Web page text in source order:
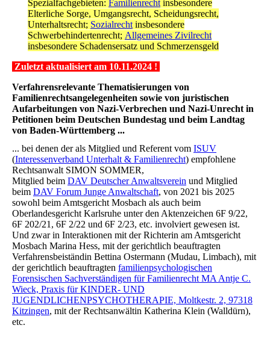
Spezialfachgebieten: Familienrecht insbesondere
Elterliche Sorge, Umgangsrecht, Scheidungsrecht,
Unterhaltsrecht; Sozialrecht insbesondere
Schwerbehindertenrecht; Allgemeines Zivilrecht
insbesondere Schadensersatz und Schmerzensgeld
Zuletzt aktualisiert am 10.11.2024 !
Verfahrensrelevante Thematisierungen von
Familienrechtsangelegenheiten sowie von juristischen
Aufarbeitungen von Nazi-Verbrechen und Nazi-Unrecht in
Petitionen beim Deutschen Bundestag und beim Landtag
von Baden-Württemberg ...
... bei denen der als Mitglied und Referent vom ISUV
(Interessenverband Unterhalt & Familienrecht) empfohlene
Rechtsanwalt SIMON SOMMER,
Mitglied beim DAV Deutscher Anwaltsverein und Mitglied
beim DAV Forum Junge Anwaltschaft, von 2021 bis 2025
sowohl beim Amtsgericht Mosbach als auch beim
Oberlandesgericht Karlsruhe unter den Aktenzeichen 6F 9/22,
6F 202/21, 6F 2/22 und 6F 2/23, etc. involviert gewesen ist.
Und zwar in Interaktionen mit der Richterin am Amtsgericht
Mosbach Marina Hess, mit der gerichtlich beauftragten
Verfahrensbeiständin Bettina Ostermann (Mudau, Limbach), mit
der gerichtlich beauftragten familienpsychologischen
Forensischen Sachverständigen für Familienrecht MA Antje C.
Wieck, Praxis für KINDER- UND
JUGENDLICHENPSYCHOTHERAPIE, Moltkestr. 2, 97318
Kitzingen, mit der Rechtsanwältin Katherina Klein (Walldürn),
etc.